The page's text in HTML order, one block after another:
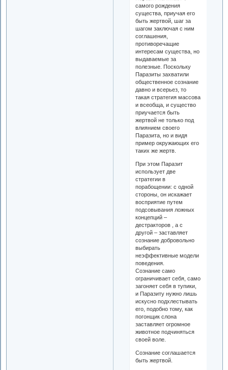
самого рождения
существа, приучая его
быть жертвой, шаг за
шагом заключая с ним
соглашения,
противоречащие
интересам существа, но
выдаваемые за
полезные. Поскольку
Паразиты захватили
общественное сознание
давно и всерьез, то
такая стратегия массова
и всеобща, и существо
приучается быть
жертвой не только под
влиянием своего
Паразита, но и видя
пример окружающих его
таких же жертв.
При этом Паразит
использует две
стратегии в
порабощении: с одной
стороны, он искажает
восприятие путем
подсовывания ложных
концепций –
дестракторов , а с
другой – заставляет
сознание добровольно
выбирать
неэффективные модели
поведения.
Сознание само
ограничивает себя, само
загоняет себя в тупики,
и Паразиту нужно лишь
искусно подхлестывать
его, подобно тому, как
погонщик слона
заставляет огромное
животное подчиняться
своей воле.
Сознание соглашается
быть жертвой.